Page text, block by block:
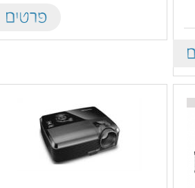
Details